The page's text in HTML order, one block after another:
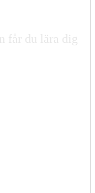
får du lära dig